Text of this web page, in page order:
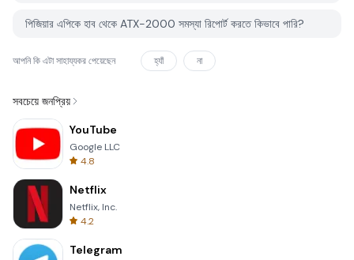
পিজিয়ার এপিকে হাব থেকে ATX-2000 সমস্যা রিপোর্ট করতে কিভাবে পারি?
আপনি কি এটা সাহায্যকর পেয়েছেন হ্যাঁ না
সবচেয়ে জনপ্রিয়
YouTube
Google LLC
4.8
Netflix
Netflix, Inc.
4.2
Telegram